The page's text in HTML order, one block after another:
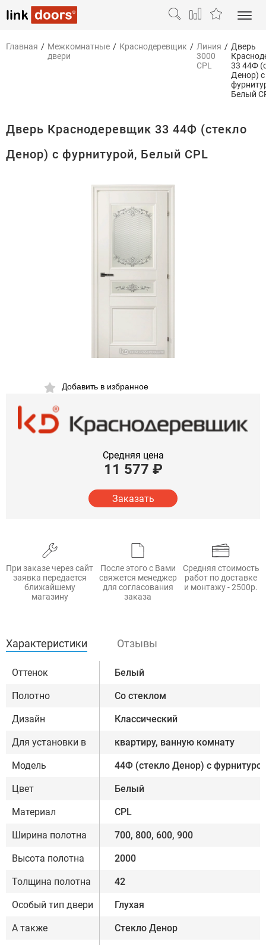
Главная / Межкомнатные
двери
/ Краснодеревщик / Линия
3000
CPL
/ Дверь
33 44Ф
Денор) с
Белый
Дверь Краснодеревщик 33 44Ф (стекло
Денор) с фурнитурой, Белый CPL
Добавить в избранное
Средняя цена
11 577 ₽
Заказать
При заказе через сайт
заявка передается
ближайшему
магазину
После этого с Вами
свяжется менеджер
для согласования
заказа
Средняя стоимость
работ по доставке
и монтажу - 2500р.
Характеристики Отзывы
Оттенок Белый
Полотно Со стеклом
Дизайн Классический
Для установки в квартиру, ванную комнату
Модель 44Ф (стекло Денор) с
Цвет Белый
Материал CPL
Ширина полотна 700, 800, 600, 900
Высота полотна 2000
Толщина полотна 42
Особый тип двери Глухая
А также Стекло Денор